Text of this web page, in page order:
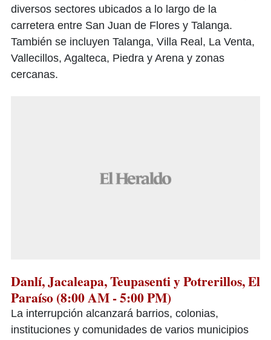
diversos sectores ubicados a lo largo de la
carretera entre San Juan de Flores y Talanga.
También se incluyen Talanga, Villa Real, La Venta,
Vallecillos, Agalteca, Piedra y Arena y zonas
cercanas.
Danlí, Jacaleapa, Teupasenti y Potrerillos, El
Paraíso (8:00 AM - 5:00 PM)
La interrupción alcanzará barrios, colonias,
instituciones y comunidades de varios municipios